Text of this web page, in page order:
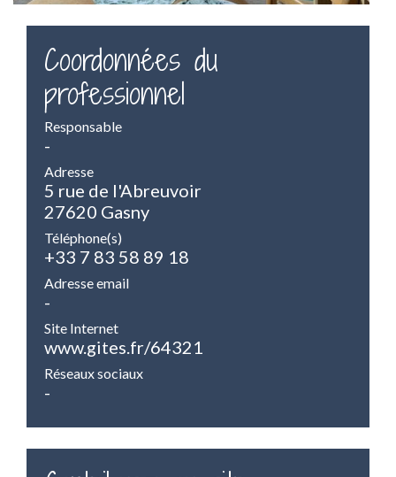
Coordonnées du
professionnel
Responsable
-
Adresse
5 rue de l'Abreuvoir
27620 Gasny
Téléphone(s)
+33 7 83 58 89 18
Adresse email
-
Site Internet
www.gites.fr/64321
Réseaux sociaux
-